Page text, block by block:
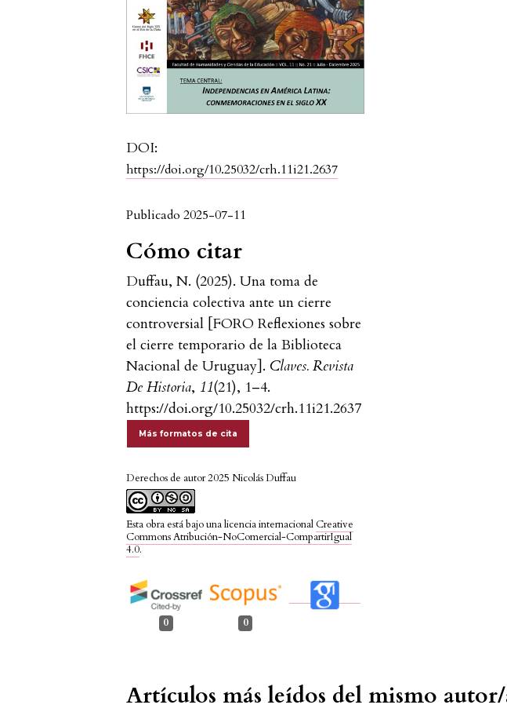
DOI:
https://doi.org/10.25032/crh.11i21.2637
Publicado 2025-07-11
Cómo citar
Duffau, N. (2025). Una toma de
conciencia colectiva ante un cierre
controversial [FORO Reflexiones sobre
el cierre temporario de la Biblioteca
Nacional de Uruguay]. Claves. Revista
De Historia, 11(21), 1–4.
https://doi.org/10.25032/crh.11i21.2637
Más formatos de cita
Derechos de autor 2025 Nicolás Duffau
Esta obra está bajo una licencia internacional Creative
Commons Atribución-NoComercial-CompartirIgual
4.0.
0 0
Artículos más leídos del mismo